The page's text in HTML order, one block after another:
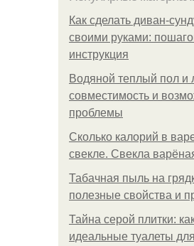
Как сделать диван-
своими руками:
инструкция
Водяной теплый пол и
совместимость и
проблемы
Сколько калорий в
свекле. Свекла
Табачная пыль на
полезные свойства и
Тайна серой плитки:
идеальные туалеты